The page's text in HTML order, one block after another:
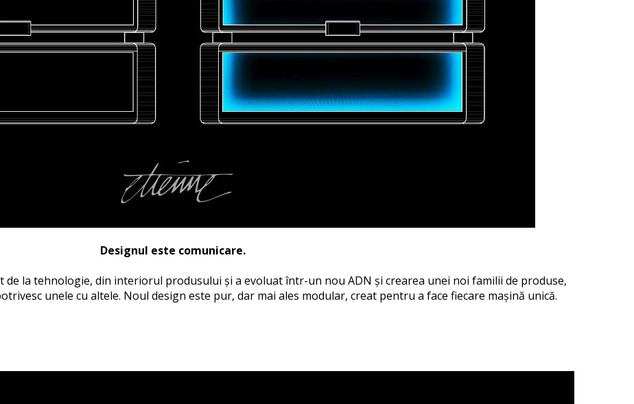
Designul este comunicare.
la tehnologie, din interiorul produsului și a evoluat într-un nou ADN și crearea unei noi familii de produse,
unele cu altele. Noul design este pur, dar mai ales modular, creat pentru a face fiecare mașină unică.